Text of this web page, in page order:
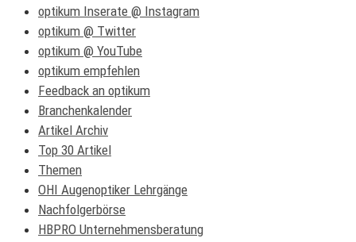
optikum Inserate @ Instagram
optikum @ Twitter
optikum @ YouTube
optikum empfehlen
Feedback an optikum
Branchenkalender
Artikel Archiv
Top 30 Artikel
Themen
OHI Augenoptiker Lehrgänge
Nachfolgerbörse
HBPRO Unternehmensberatung